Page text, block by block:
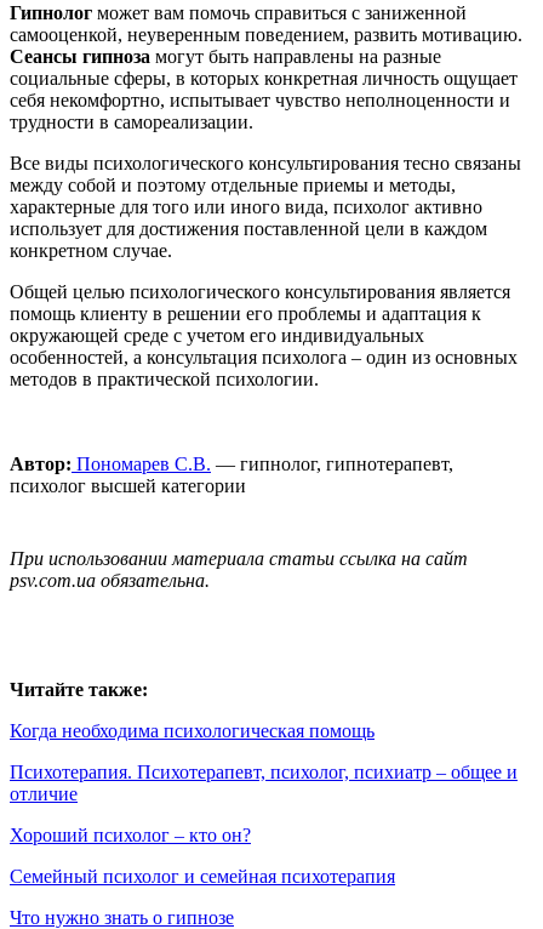
Гипнолог может вам помочь справиться с заниженной
самооценкой, неуверенным поведением, развить мотивацию.
Сеансы гипноза могут быть направлены на разные
социальные сферы, в которых конкретная личность ощущает
себя некомфортно, испытывает чувство неполноценности и
трудности в самореализации.
Все виды психологического консультирования тесно связаны
между собой и поэтому отдельные приемы и методы,
характерные для того или иного вида, психолог активно
использует для достижения поставленной цели в каждом
конкретном случае.
Общей целью психологического консультирования является
помощь клиенту в решении его проблемы и адаптация к
окружающей среде с учетом его индивидуальных
особенностей, а консультация психолога – один из основных
методов в практической психологии.
Автор: Пономарев С.В. — гипнолог, гипнотерапевт,
психолог высшей категории
При использовании материала статьи ссылка на сайт
psv.com.ua обязательна.
Читайте также:
Когда необходима психологическая помощь
Психотерапия. Психотерапевт, психолог, психиатр – общее и
отличие
Хороший психолог – кто он?
Семейный психолог и семейная психотерапия
Что нужно знать о гипнозе